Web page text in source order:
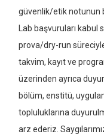
güvenlik/etik notunun
Lab başvuruları kabul
prova/dry-run
takvim, kayıt ve
üzerinden ayrıca
bölüm, enstitü,
topluluklarına
arz ederiz.